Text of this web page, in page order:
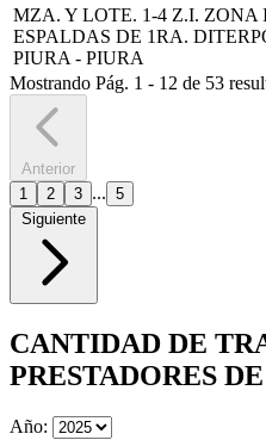
MZA. Y LOTE. 1-4 Z.I. ZONA
ESPALDAS DE 1RA.
PIURA - PIURA
Mostrando Pág. 1 - 12 de 53
Anterior
1
2 3 ... 5
Siguiente
CANTIDAD DE
PRESTADORES
Año: